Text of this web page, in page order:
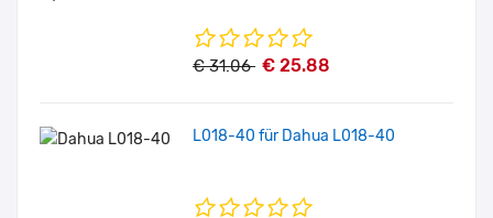
€ 31.06 € 25.88
L018-40 für Dahua L018-40